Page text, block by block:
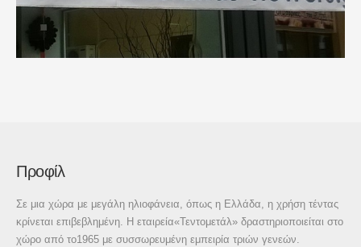
Προφίλ
Σε μια χώρα με μεγάλη ηλιοφάνεια, όπως η Ελλάδα, η χρήση τέντας
κρίνεται επιβεβλημένη. Η εταιρεία«Τεντομετάλ» δραστηριοποιείται στο
χώρο από το1965 με συσσωρευμένη εμπειρία τριών γενεών.